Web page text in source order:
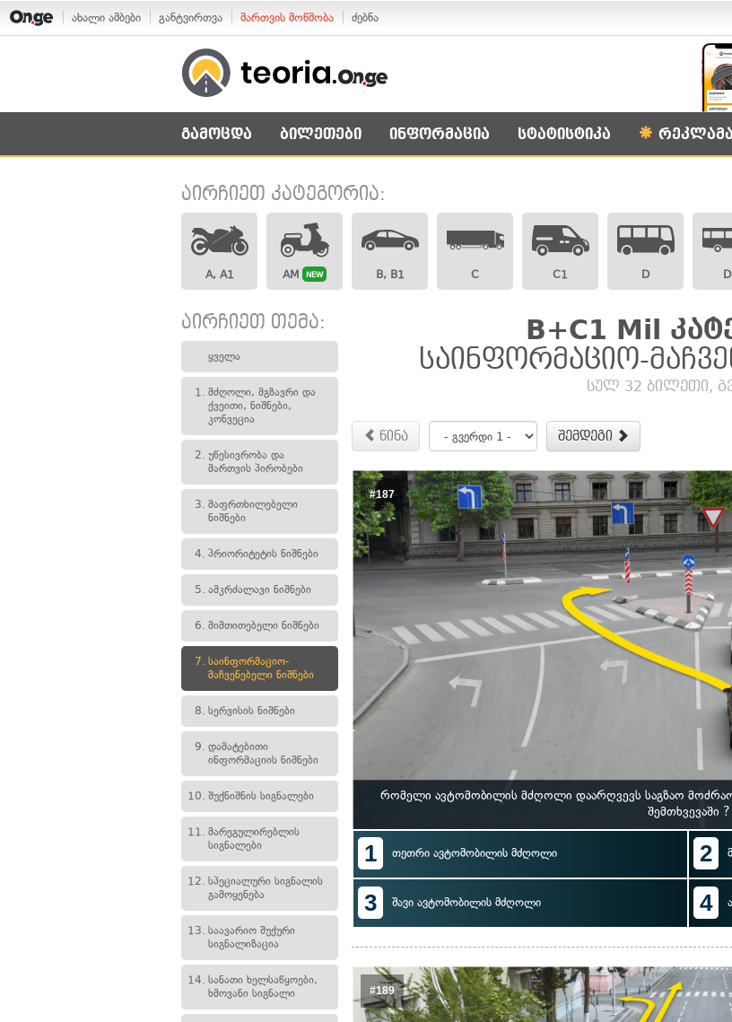
ახალი ამბები განტვირთვა მართვის მოწმობა ძებნა
გამოცდა ბილეთები ინფორმაცია სტატისტიკა
აირჩიეთ კატეგორია:
A, A1 AM NEW B, B1 C C1 D
აირჩიეთ თემა:
ყველა
1. მძღოლი, მგზავრი და
ქვეითი, ნიშნები,
კონვეცია
2. უწესივრობა და
მართვის პირობები
3. მაფრთხილებელი
ნიშნები
4. პრიორიტეტის ნიშნები
5. ამკრძალავი ნიშნები
6. მიმთითებელი ნიშნები
7. საინფორმაციო-
მაჩვენებელი ნიშნები
8. სერვისის ნიშნები
9. დამატებითი
ინფორმაციის ნიშნები
10. შუქნიშნის სიგნალები
11. მარეგულირებლის
სიგნალები
12. სპეციალური სიგნალის
გამოყენება
13. საავარიო შუქური
სიგნალიზაცია
14. სანათი ხელსაწყოები,
ხმოვანი სიგნალი
B+C1 Mil
საინფორმაციო-
სულ 32 ბილეთი,
წინა შემდეგი
#187
რომელი ავტომობილის მძღოლი დაარღვევს საგზაო
შემთხვევაში ?
1 თეთრი ავტომობილის მძღოლი 2
3 შავი ავტომობილის მძღოლი 4
#189